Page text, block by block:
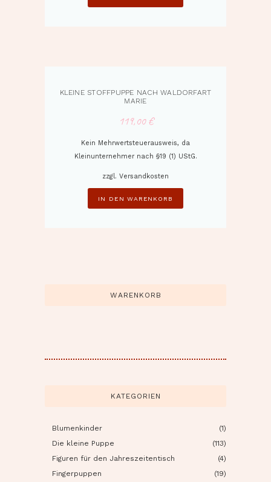
KLEINE STOFFPUPPE NACH WALDORFART
MARIE
119,00€
Kein Mehrwertsteuerausweis, da
Kleinunternehmer nach §19 (1) UStG.
zzgl. Versandkosten
IN DEN WARENKORB
WARENKORB
KATEGORIEN
Blumenkinder
(1)
Die kleine Puppe
(113)
Figuren für den Jahreszeitentisch
(4)
Fingerpuppen
(19)